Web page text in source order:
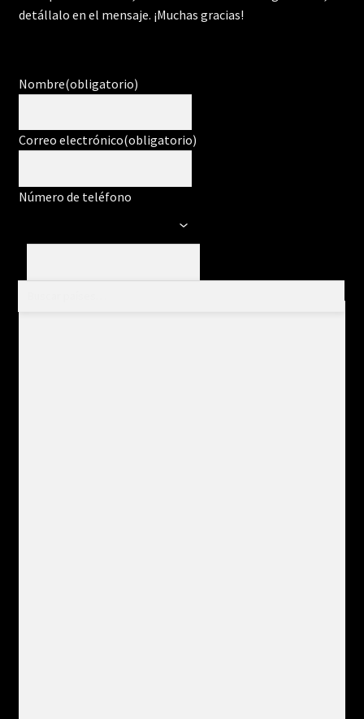
detállalo en el mensaje. ¡Muchas gracias!
Nombre(obligatorio)
Correo electrónico(obligatorio)
Número de teléfono